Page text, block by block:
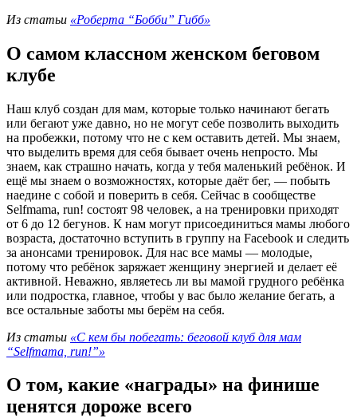
Из статьи «Роберта “Бобби” Гибб»
О самом классном женском беговом
клубе
Наш клуб создан для мам, которые только начинают бегать
или бегают уже давно, но не могут себе позволить выходить
на пробежки, потому что не с кем оставить детей. Мы знаем,
что выделить время для себя бывает очень непросто. Мы
знаем, как страшно начать, когда у тебя маленький ребёнок. И
ещё мы знаем о возможностях, которые даёт бег, — побыть
наедине с собой и поверить в себя. Сейчас в сообществе
Selfmama, run! состоят 98 человек, а на тренировки приходят
от 6 до 12 бегунов. К нам могут присоединиться мамы любого
возраста, достаточно вступить в группу на Facebook и следить
за анонсами тренировок. Для нас все мамы — молодые,
потому что ребёнок заряжает женщину энергией и делает её
активной. Неважно, являетесь ли вы мамой грудного ребёнка
или подростка, главное, чтобы у вас было желание бегать, а
все остальные заботы мы берём на себя.
Из статьи «С кем бы побегать: беговой клуб для мам
“Selfmama, run!”»
О том, какие «награды» на финише
ценятся дороже всего